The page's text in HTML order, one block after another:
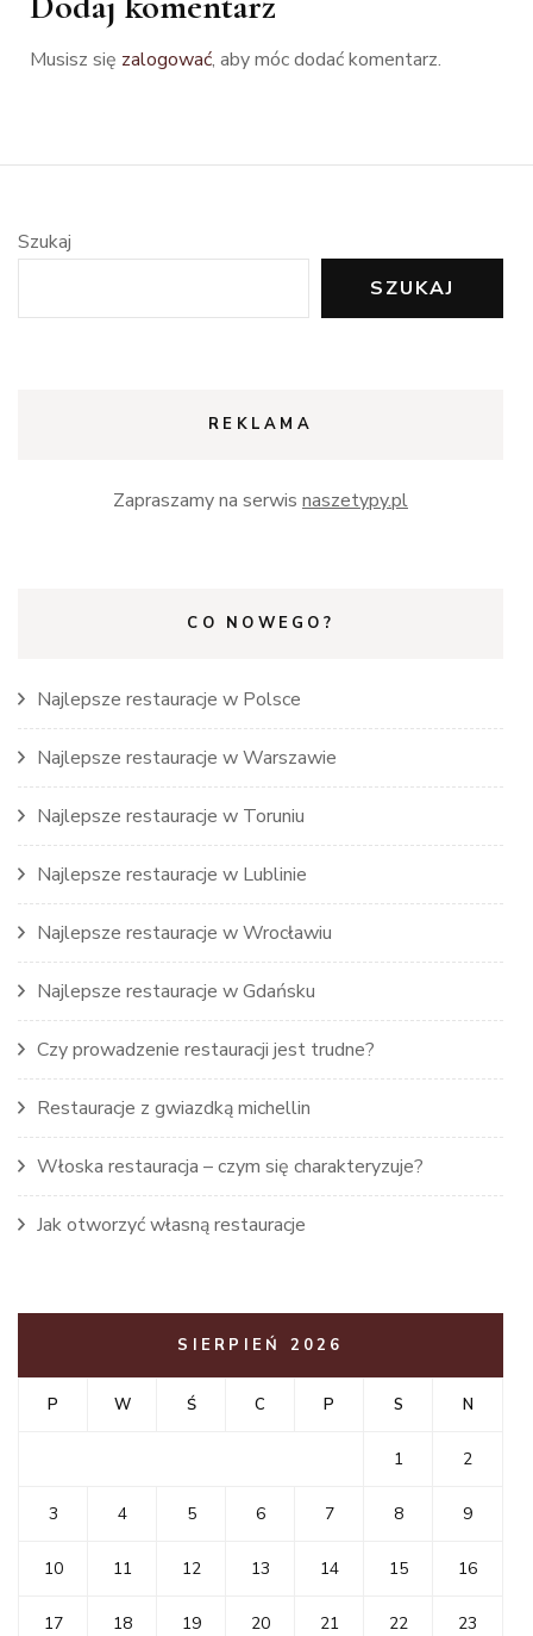
Musisz się zalogować, aby móc dodać komentarz.
Szukaj
SZUKAJ
REKLAMA
Zapraszamy na serwis naszetypy.pl
CO NOWEGO?
Najlepsze restauracje w Polsce
Najlepsze restauracje w Warszawie
Najlepsze restauracje w Toruniu
Najlepsze restauracje w Lublinie
Najlepsze restauracje w Wrocławiu
Najlepsze restauracje w Gdańsku
Czy prowadzenie restauracji jest trudne?
Restauracje z gwiazdką michellin
Włoska restauracja – czym się charakteryzuje?
Jak otworzyć własną restauracje
SIERPIEŃ 2026
P W Ś C P S N
1 2
3 4 5 6 7 8 9
10 11 12 13 14 15 16
17 18 19 20 21 22 23